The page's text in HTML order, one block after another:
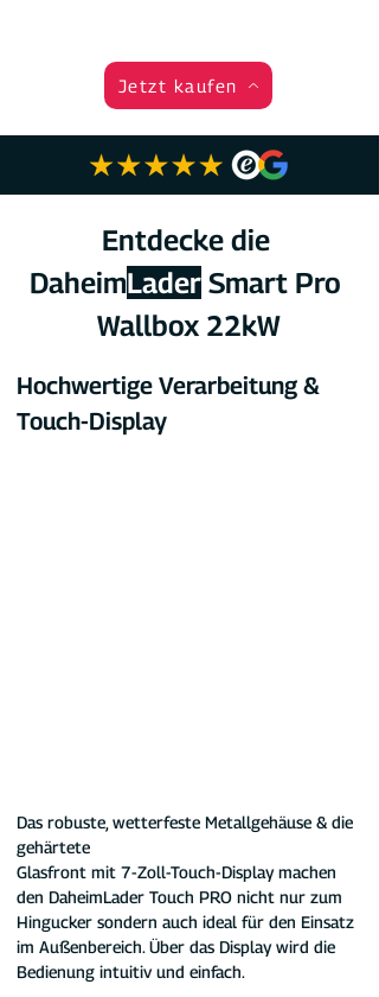
Onlinekarte)
Wallbox Handbuch
Schrauben & Dübel
ProduktkatalogJetzt kaufen
Entdecke die
DaheimLader Smart Pro
Wallbox 22kW
Hochwertige Verarbeitung &
Touch-Display
Das robuste, wetterfeste Metallgehäuse & die
gehärtete
Glasfront mit 7-Zoll-Touch-Display machen
den DaheimLader Touch PRO nicht nur zum
Hingucker sondern auch ideal für den Einsatz
im Außenbereich. Über das Display wird die
Bedienung intuitiv und einfach.